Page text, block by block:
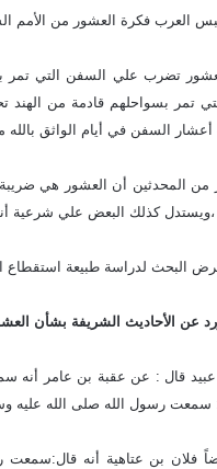
العرب فكرة العشور من الأمم
تضرب علي السفن التي تمر
تمر بسواحلهم قادمة من الهند
السفن في أيام الواثق بالله
من المحدثين أن العشور هي
،ويستدل كذلك البعض علي شرعية
البحث لدراسة طبيعة استقطاع
عن الأحاديث الشريفة بشأن
عبيد قال : عن عقبة بن عامر
سمعت رسول الله صلى الله عليه
فلان بن عتاهية أنه قال:سمعت